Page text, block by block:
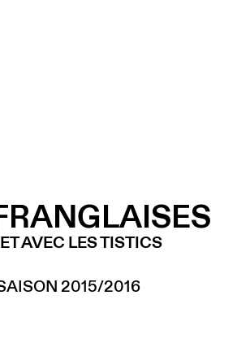
AVEC LES TISTICS
2015/2016